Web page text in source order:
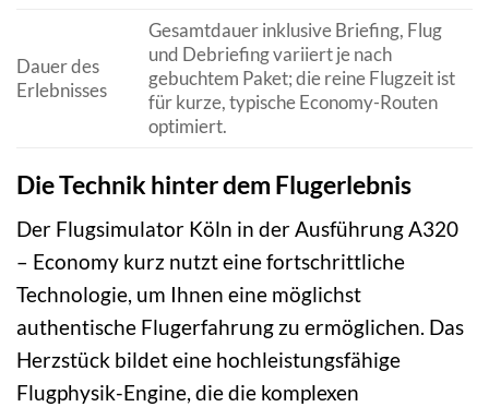
Dauer des
Erlebnisses
Gesamtdauer inklusive Briefing, Flug
und Debriefing variiert je nach
gebuchtem Paket; die reine Flugzeit ist
für kurze, typische Economy-Routen
optimiert.
Die Technik hinter dem Flugerlebnis
Der Flugsimulator Köln in der Ausführung A320
– Economy kurz nutzt eine fortschrittliche
Technologie, um Ihnen eine möglichst
authentische Flugerfahrung zu ermöglichen. Das
Herzstück bildet eine hochleistungsfähige
Flugphysik-Engine, die die komplexen